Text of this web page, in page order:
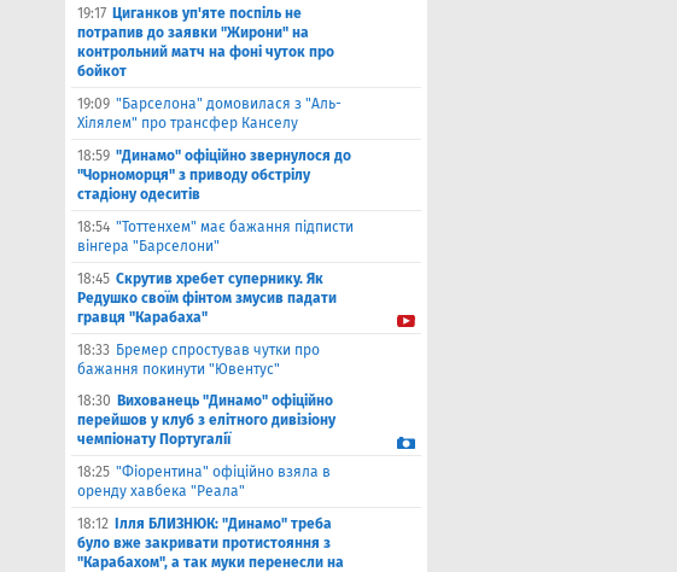
19:17 Циганков уп'яте поспіль не
потрапив до заявки "Жирони" на
контрольний матч на фоні чуток про
бойкот
19:09 "Барселона" домовилася з "Аль-
Хілялем" про трансфер Канселу
18:59 "Динамо" офіційно звернулося до
"Чорноморця" з приводу обстрілу
стадіону одеситів
18:54 "Тоттенхем" має бажання підписти
вінгера "Барселони"
18:45 Скрутив хребет супернику. Як
Редушко своїм фінтом змусив падати
гравця "Карабаха"
18:33 Бремер спростував чутки про
бажання покинути "Ювентус"
18:30 Вихованець "Динамо" офіційно
перейшов у клуб з елітного дивізіону
чемпіонату Португалії
18:25 "Фіорентина" офіційно взяла в
оренду хавбека "Реала"
18:12
Ілля БЛИЗНЮК: "Динамо" треба
було вже закривати протистояння з
"Карабахом", а так муки перенесли на